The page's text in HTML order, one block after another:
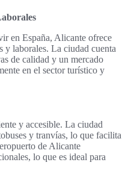
en España, Alicante ofrece
y laborales. La ciudad cuenta
de calidad y un mercado
en el sector turístico y
y accesible. La ciudad
y tranvías, lo que facilita
de Alicante
lo que es ideal para